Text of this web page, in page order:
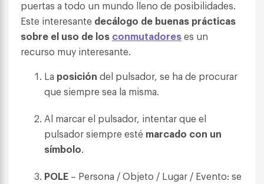
puertas a todo un mundo lleno de posibilidades.
Este interesante decálogo de buenas prácticas
sobre el uso de los conmutadoreses un
recurso muy interesante.
La posición del pulsador, se ha de procurar
que siempre sea la misma.
Al marcar el pulsador, intentar que el
pulsador siempre esté marcado con un
símbolo.
POLE – Persona / Objeto / Lugar / Evento: se